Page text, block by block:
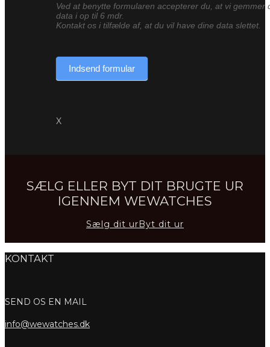
Ved at benytte formularen accepterer du, at vi gemmer
data i op til 6 mdr.
Kontakt os i tilfælde af, at du vil have dine data slettet.
Indsend formular
X
SÆLG ELLER BYT DIT BRUGTE UR
IGENNEM WEWATCHES
Sælg dit urByt dit ur
KONTAKT
SEND OS EN MAIL
info@wewatches.dk